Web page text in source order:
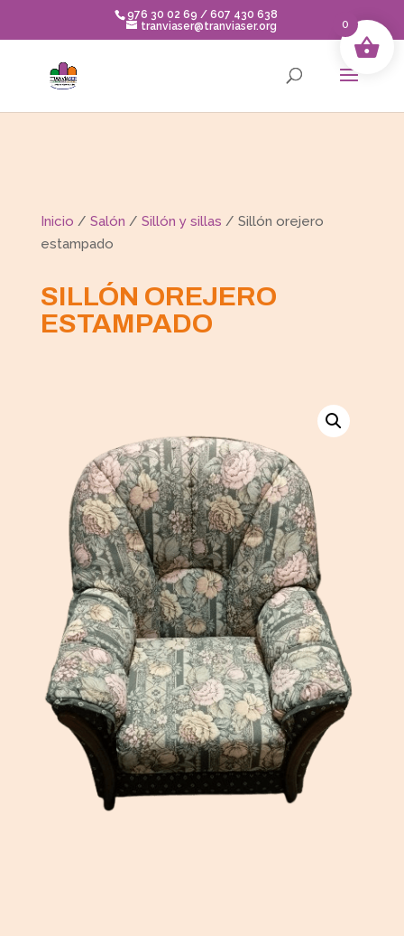
content
976 30 02 69 / 607 430 638
tranviaser@tranviaser.org
Inicio / Salón / Sillón y sillas / Sillón orejero
estampado
SILLÓN OREJERO
ESTAMPADO
0